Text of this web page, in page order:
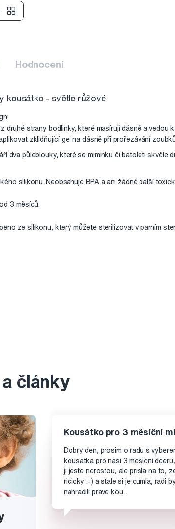
Hodnocení
kousátko - světle růžové
z druhé strany bodlinky, které masírují dásně a vedou
zklidňující gel na dásně při prořezávání
dva půloblouky, které se miminku či batoleti skvěle
silikonu. Neobsahuje BPA a ani žádné další
3 měsíců.
ze silikonu, který můžete sterilizovat v parním
články
Kousátko pro 3 měsíční
Dobry den, prosim o radu s
kousatka pro nasi 3 mesicni
ji jeste nerostou, ale prisla na to,
ricicky :-) a stale si je cumla, radi
nahradili prave kou...